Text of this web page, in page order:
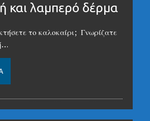
και λαμπερό δέρμα
το καλοκαίρι; Γνωρίζατε